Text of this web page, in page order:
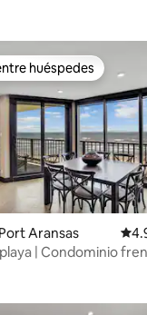
de 5, 150 reseñas
huéspedes
huéspedes
Aransas
| Condominio